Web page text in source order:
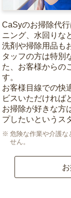
CaSyのお掃除代
ニング、水回りな
洗剤や掃除用品も
タッフの方は特別
た、お客様からの
す。
お客様目線での快
ビスいただければ
お掃除が好きな方
プしたいというス
危険な作業や介護な
せん。